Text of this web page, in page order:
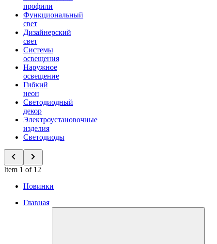
профили
Функциональный
свет
Дизайнерский
свет
Системы
освещения
Наружное
освещение
Гибкий
неон
Светодиодный
декор
Электроустановочные
изделия
Светодиоды
Item 1 of 12
Новинки
Главная